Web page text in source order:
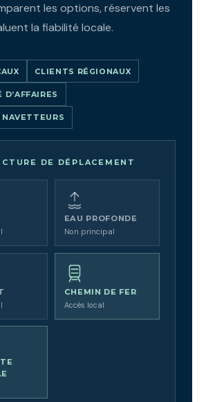
les options, réservent les
la fiabilité locale.
CLIENTS RÉGIONAUX
DE DÉPLACEMENT
EAU PROFONDE
Non principal
CHEMIN DE FER
Accès local